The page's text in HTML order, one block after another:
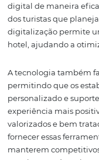
A
À medida que o
tecnologia se torna
negócios. A